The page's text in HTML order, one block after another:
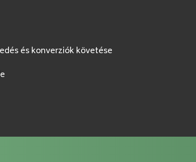
és konverziók követése